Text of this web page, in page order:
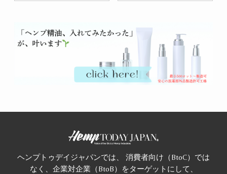
ヘンプトゥデイジャパンでは、 消費者向け（BtoC）では
なく、企業対企業（BtoB）をターゲットにして、